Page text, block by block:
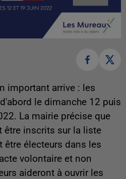
important arrive : les
le dimanche 12 puis
La mairie précise que
être inscrits sur la liste
être électeurs dans les
volontaire et non
aideront à ouvrir les